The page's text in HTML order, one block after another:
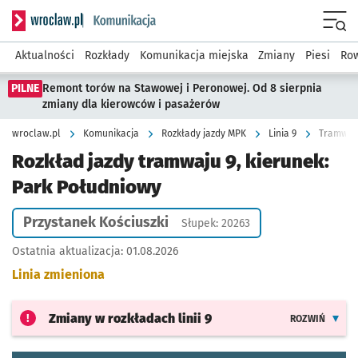
Serwis informacyjny wroclaw.pl podserwis: Komunikacja
Aktualności Rozkłady Komunikacja miejska Zmiany Piesi
PILNE Remont torów na Stawowej i Peronowej. Od 8 sierpnia
zmiany dla kierowców i pasażerów
wroclaw.pl Komunikacja Rozkłady jazdy MPK Linia 9 Tramwaj
Rozkład jazdy tramwaju 9, kierunek:
Park Południowy
Przystanek Kościuszki Słupek: 20263
Ostatnia aktualizacja: 01.08.2026
Linia zmieniona
Zmiany w rozkładach linii 9 ROZWIŃ